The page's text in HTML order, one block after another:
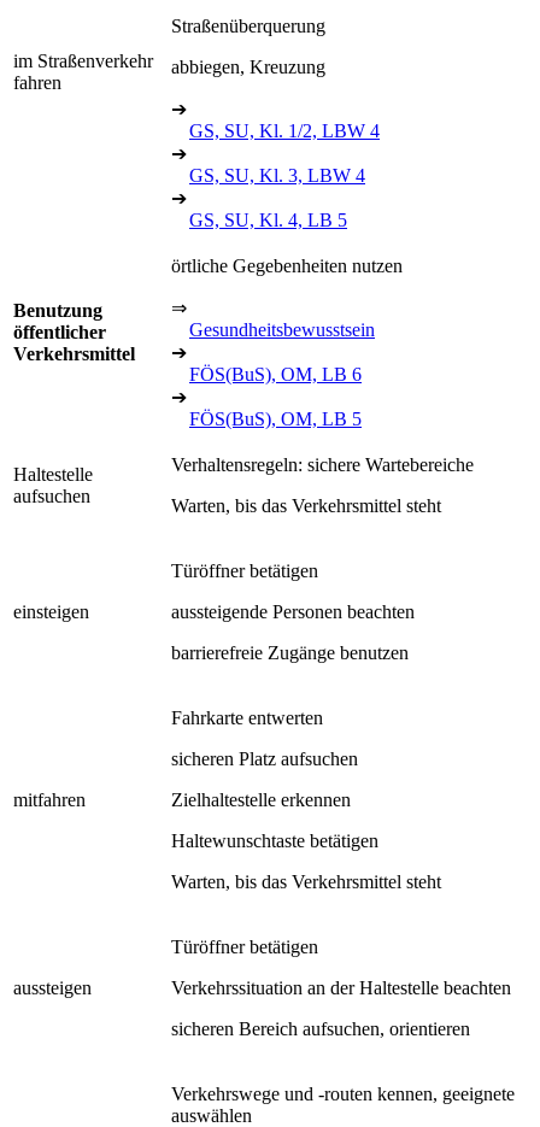
im Straßenverkehr
fahren
Straßenüberquerung
abbiegen, Kreuzung
➔
GS, SU, Kl. 1/2, LBW 4
➔
GS, SU, Kl. 3, LBW 4
➔
GS, SU, Kl. 4, LB 5
Benutzung
öffentlicher
Verkehrsmittel
örtliche Gegebenheiten nutzen
⇒
Gesundheitsbewusstsein
➔
FÖS(BuS), OM, LB 6
➔
FÖS(BuS), OM, LB 5
Haltestelle
aufsuchen
Verhaltensregeln: sichere Wartebereiche
Warten, bis das Verkehrsmittel steht
einsteigen
Türöffner betätigen
aussteigende Personen beachten
barrierefreie Zugänge benutzen
mitfahren
Fahrkarte entwerten
sicheren Platz aufsuchen
Zielhaltestelle erkennen
Haltewunschtaste betätigen
Warten, bis das Verkehrsmittel steht
aussteigen
Türöffner betätigen
Verkehrssituation an der Haltestelle beachten
sicheren Bereich aufsuchen, orientieren
Verkehrswege und -routen kennen, geeignete
auswählen